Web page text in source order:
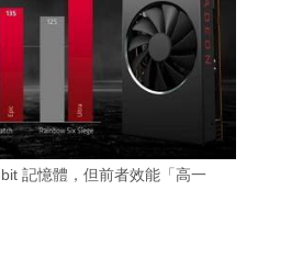
記憶體，但前者效能「高一